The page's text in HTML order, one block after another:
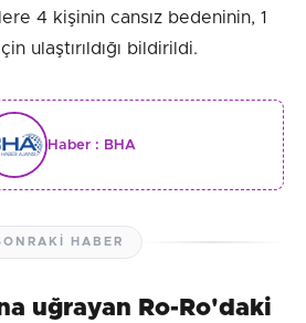
4 kişinin cansız bedeninin, 1
ulaştırıldığı bildirildi.
Haber : BHA
HABER
uğrayan Ro-Ro'daki